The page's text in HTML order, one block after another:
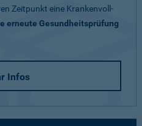
Zeitpunkt eine Krankenvoll-
erneute Gesundheitsprüfung
Infos